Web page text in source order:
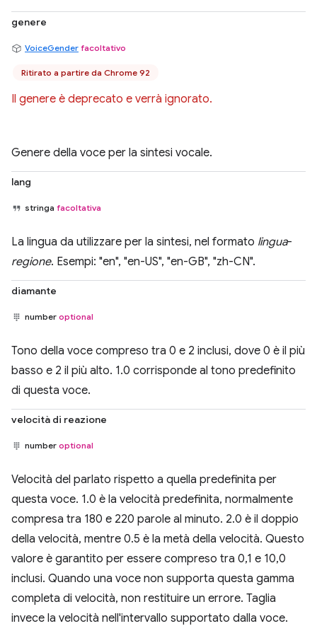
genere
VoiceGender facoltativo
Ritirato a partire da Chrome 92
Il genere è deprecato e verrà ignorato.
Genere della voce per la sintesi vocale.
lang
stringa facoltativa
La lingua da utilizzare per la sintesi, nel formato lingua-
regione. Esempi: "en", "en-US", "en-GB", "zh-CN".
diamante
number optional
Tono della voce compreso tra 0 e 2 inclusi, dove 0 è il più
basso e 2 il più alto. 1.0 corrisponde al tono predefinito
di questa voce.
velocità di reazione
number optional
Velocità del parlato rispetto a quella predefinita per
questa voce. 1.0 è la velocità predefinita, normalmente
compresa tra 180 e 220 parole al minuto. 2.0 è il doppio
della velocità, mentre 0.5 è la metà della velocità. Questo
valore è garantito per essere compreso tra 0,1 e 10,0
inclusi. Quando una voce non supporta questa gamma
completa di velocità, non restituire un errore. Taglia
invece la velocità nell'intervallo supportato dalla voce.